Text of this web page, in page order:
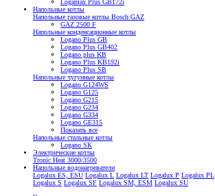
Logamax Plus GB172i
Напольные котлы
Напольные газовые котлы Bosch GAZ
GAZ 2500 F
Напольные конденсационные котлы
Logano Plus GB
Logano Plus GB402
Logano plus KB
Logano Plus KB192i
Logano Plus SB
Напольные чугунные котлы
Logano G124WS
Logano G125
Logano G215
Logano G234
Logano G334
Logano GE315
Показать все
Напольные стальные котлы
Logano SK
Электрические котлы
Tronic Heat 3000/3500
Напольные водонагреватели
Logalux ES, ESU Logalux L Logalux LT Logalux P Logalux PL
Logalux S Logalux SF Logalux SM, ESM Logalux SU